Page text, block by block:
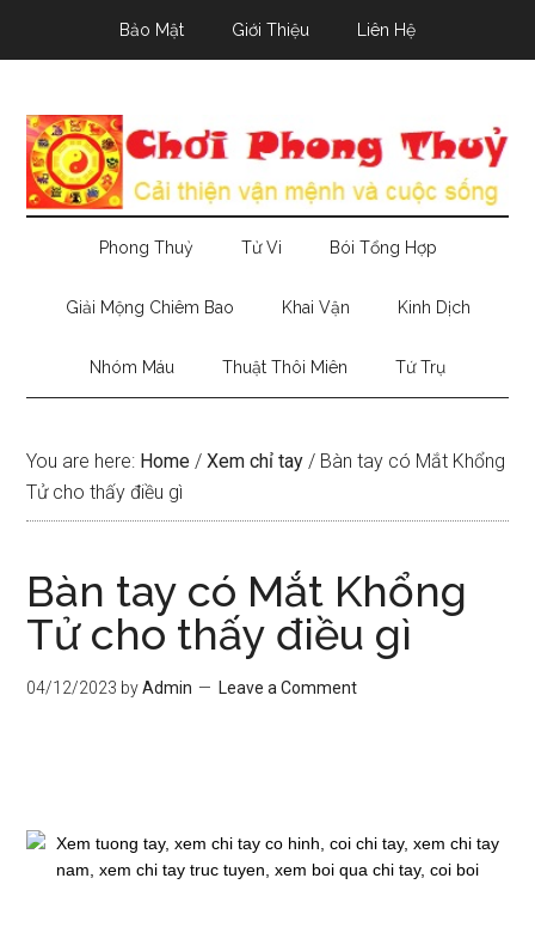
Bảo Mật Giới Thiệu Liên Hệ
Phong Thuỷ Tử Vi Bói Tổng Hợp
Giải Mộng Chiêm Bao Khai Vận Kinh Dịch
Nhóm Máu Thuật Thôi Miên Tứ Trụ
You are here: Home / Xem chỉ tay / Bàn tay có Mắt Khổng
Tử cho thấy điều gì
Bàn tay có Mắt Khổng
Tử cho thấy điều gì
04/12/2023 byAdmin Leave a Comment